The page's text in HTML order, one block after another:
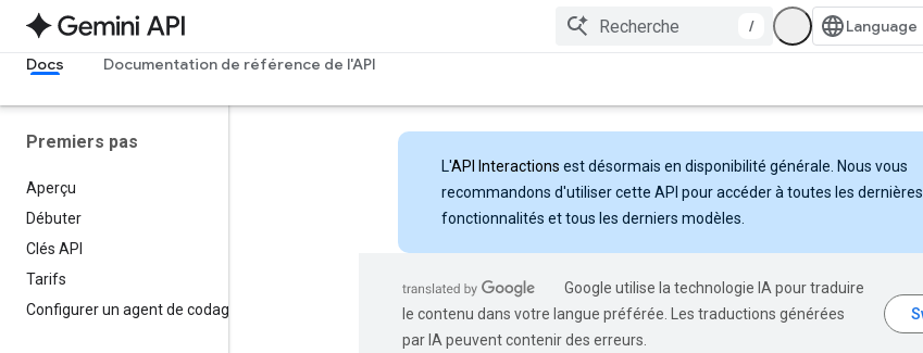
/
Docs Documentation de référence de l'API
Premiers pas
Aperçu
Débuter
Clés API
Tarifs
Configurer un agent de codage
L'API Interactions est désormais en disponibilité générale. Nous vous
recommandons d'utiliser cette API pour accéder à toutes les dernières
fonctionnalités et tous les derniers modèles.
Google utilise la technologie IA pour traduire
le contenu dans votre langue préférée. Les traductions générées
par IA peuvent contenir des erreurs.